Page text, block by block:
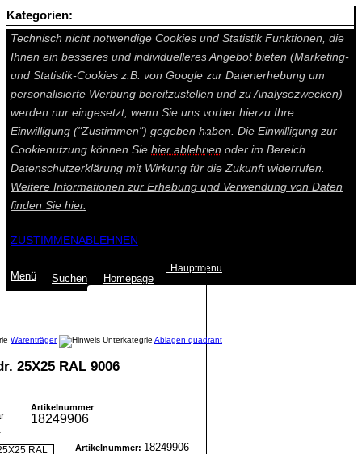
Auf dieser Seite werden technisch notwendige Cookies gesetzt.
Technisch nicht notwendige Cookies und Statistik Funktionen, die
Ihnen ein besseres und individuelleres Angebot bieten (Marketing-
und Statistik-Cookies z.B. von Google zur Datenerhebung um
personalisierte Werbung bereitzustellen und zu Analysezwecken)
werden nur eingesetzt, wenn Sie uns vorher hierzu Ihre
Einwilligung ("Zustimmen") gegeben haben. Die Einwilligung zur
Cookienutzung können Sie hier ablehnen oder im Bereich
Datenschutzerklärung mit Wirkung für die Zukunft widerrufen.
Weitere Informationen zur Erhebung und Verwendung von Daten
finden Sie hier.
ZUSTIMMENABLEHNEN
Menü Suchen Homepage
Hauptmenu
Warenträger
Ablagen quadrant
25X25 RAL 9006
Artikelnummer
18249906
Artikelnummer: 18249906
Kategorien: